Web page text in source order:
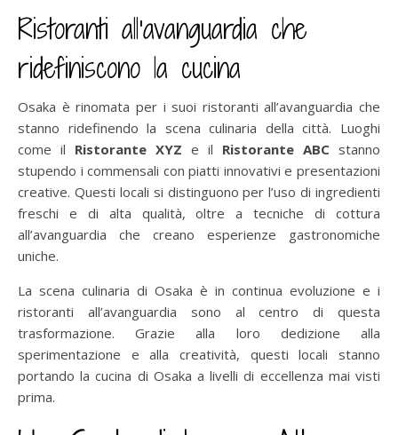
Ristoranti all’avanguardia che
ridefiniscono la cucina
Osaka è rinomata per i suoi ristoranti all’avanguardia che
stanno ridefinendo la scena culinaria della città. Luoghi
come il Ristorante XYZ e il Ristorante ABC stanno
stupendo i commensali con piatti innovativi e presentazioni
creative. Questi locali si distinguono per l’uso di ingredienti
freschi e di alta qualità, oltre a tecniche di cottura
all’avanguardia che creano esperienze gastronomiche
uniche.
La scena culinaria di Osaka è in continua evoluzione e i
ristoranti all’avanguardia sono al centro di questa
trasformazione. Grazie alla loro dedizione alla
sperimentazione e alla creatività, questi locali stanno
portando la cucina di Osaka a livelli di eccellenza mai visti
prima.